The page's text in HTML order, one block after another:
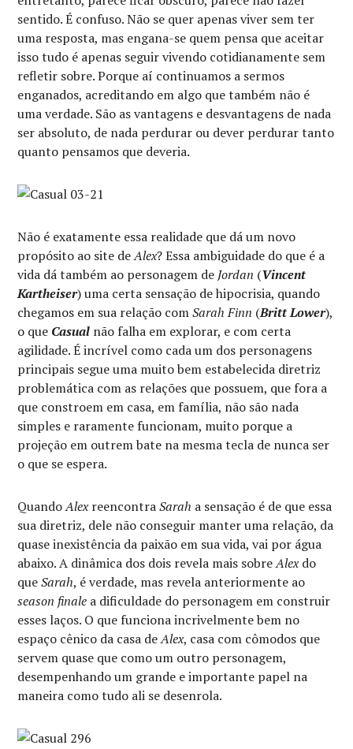
sentido. É confuso. Não se quer apenas viver sem ter
uma resposta, mas engana-se quem pensa que aceitar
isso tudo é apenas seguir vivendo cotidianamente sem
refletir sobre. Porque aí continuamos a sermos
enganados, acreditando em algo que também não é
uma verdade. São as vantagens e desvantagens de nada
ser absoluto, de nada perdurar ou dever perdurar tanto
quanto pensamos que deveria.
Não é exatamente essa realidade que dá um novo
propósito ao site deAlex? Essa ambiguidade do que é a
vida dá também ao personagem de Jordan (Vincent
Kartheiser) uma certa sensação de hipocrisia, quando
chegamos em sua relação comSarah Finn (Britt Lower),
o que Casual não falha em explorar, e com certa
agilidade. É incrível como cada um dos personagens
principais segue uma muito bem estabelecida diretriz
problemática com as relações que possuem, que fora a
que constroem em casa, em família, não são nada
simples e raramente funcionam, muito porque a
projeção em outrem bate na mesma tecla de nunca ser
o que se espera.
QuandoAlexreencontraSarah a sensação é de que essa
sua diretriz, dele não conseguir manter uma relação, da
quase inexistência da paixão em sua vida, vai por água
abaixo. A dinâmica dos dois revela mais sobreAlexdo
queSarah, é verdade, mas revela anteriormente ao
season finale a dificuldade do personagem em construir
esses laços. O que funciona incrivelmente bem no
espaço cênico da casa deAlex, casa com cômodos que
servem quase que como um outro personagem,
desempenhando um grande e importante papel na
maneira como tudo ali se desenrola.